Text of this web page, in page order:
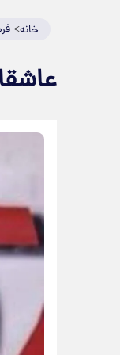
خانه>